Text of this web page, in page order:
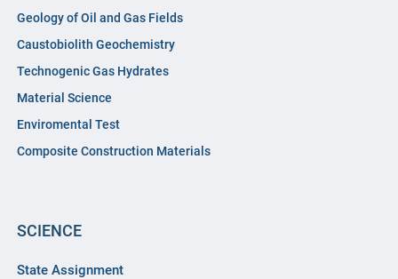
Geology of Oil and Gas Fields
Caustobiolith Geochemistry
Technogenic Gas Hydrates
Material Science
Enviromental Test
Composite Construction Materials
SCIENCE
State Assignment